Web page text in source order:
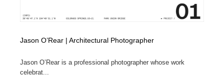
Jason O’Rear | Architectural Photographer
Jason O’Rear is a professional photographer whose work
celebrat...